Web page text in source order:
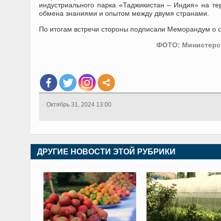
индустриального парка «Таджикистан – Индия» на
обмена знаниями и опытом между двумя странами.
По итогам встречи стороны подписали Меморандум о
ФОТО:
Октябрь 31, 2024 13:00
ДРУГИЕ НОВОСТИ ЭТОЙ РУБРИКИ